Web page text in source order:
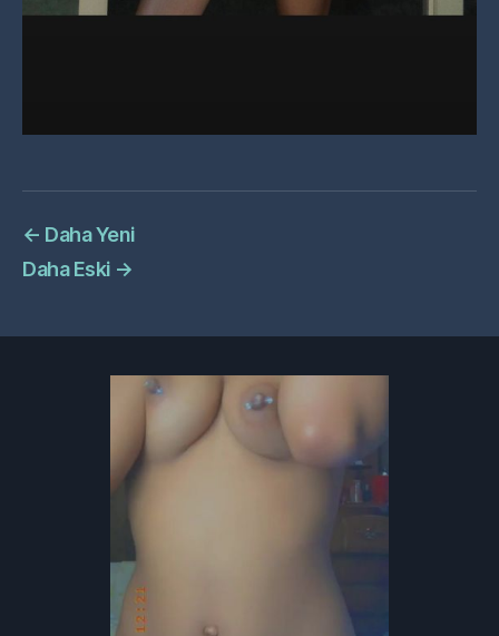
← Daha Yeni
Daha Eski →